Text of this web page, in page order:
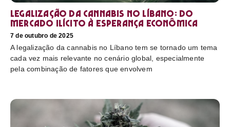
Legalização da cannabis no Líbano: do
mercado ilícito à esperança econômica
7 de outubro de 2025
A legalização da cannabis no Líbano tem se tornado um tema
cada vez mais relevante no cenário global, especialmente
pela combinação de fatores que envolvem